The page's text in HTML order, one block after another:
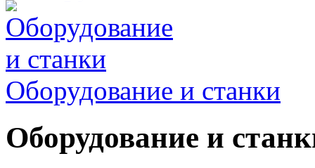
Оборудование и станки
Оборудование и